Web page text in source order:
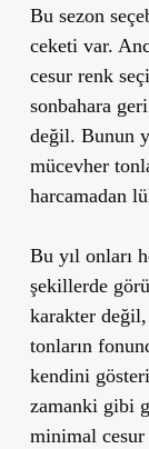
Bu sezon
ceketi var.
cesur renk
sonbahara
değil. Bunun
mücevher
harcamadan
Bu yıl onları
şekillerde
karakter
tonların
kendini
zamanki gibi
minimal cesur